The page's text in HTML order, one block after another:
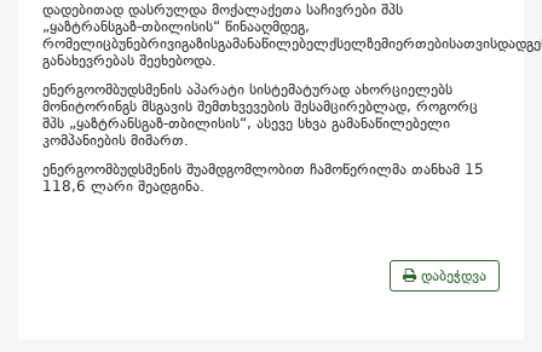
დადებითად დასრულდა მოქალაქეთა საჩივრები შპს
„ყაზტრანსგაზ-თბილისის“ წინააღმდეგ,
განახევრებას შეეხებოდა.
ენერგოომბუდსმენის აპარატი სისტემატურად ახორციელებს
მონიტორინგს მსგავის შემთხვევების შესამცირებლად, როგორც
შპს „ყაზტრანსგაზ-თბილისის“, ასევე სხვა გამანაწილებელი
კომპანიების მიმართ.
ენერგოომბუდსმენის შუამდგომლობით ჩამოწერილმა თანხამ 15
118,6 ლარი შეადგინა.
დაბეჭდვა